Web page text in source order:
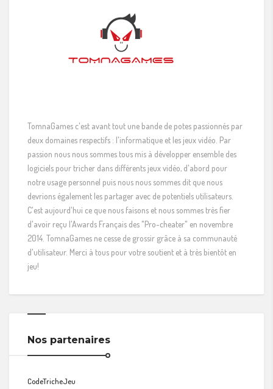
TomnaGames c'est avant tout une bande de potes passionnés par
deux domaines respectifs : l'informatique et les jeux vidéo. Par
passion nous nous sommes tous mis à développer ensemble des
logiciels pour tricher dans différents jeux vidéo, d'abord pour
notre usage personnel puis nous nous sommes dit que nous
devrions également les partager avec de potentiels utilisateurs.
C'est aujourd'hui ce que nous faisons et nous sommes très fier
d'avoir reçu l'Awards Français des "Pro-cheater" en novembre
2014. TomnaGames ne cesse de grossir grâce à sa communauté
d'utilisateur. Merci à tous pour votre soutient et à très bientôt en
jeu!
Nos partenaires
CodeTricheJeu